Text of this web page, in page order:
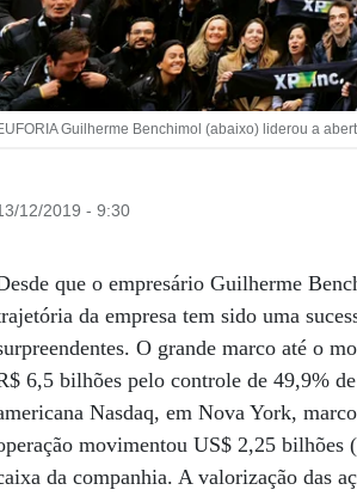
Guilherme Benchimol (abaixo) liderou a
12/2019 - 9:30
que o empresário Guilherme
da empresa tem sido uma
O grande marco até o
6,5 bilhões pelo controle de 49,9%
Nasdaq, em Nova York,
movimentou US$ 2,25
da companhia. A valorização das